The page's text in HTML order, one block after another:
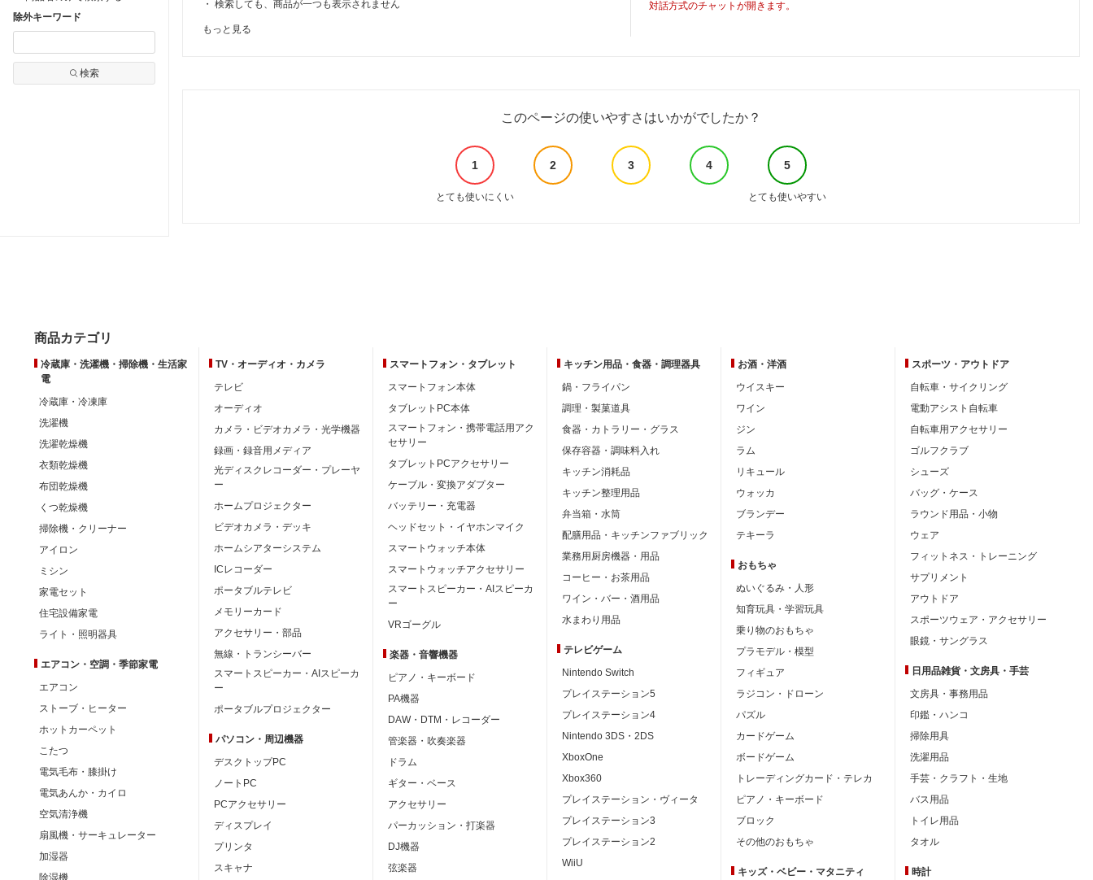
除外キーワード
検索
・ 検索しても、商品が一つも表示されません
もっと見る
対話方式のチャットが開きます。
このページの使いやすさはいかがでしたか？
1 2 3 4 5
とても使いにくい とても使いやすい
商品カテゴリ
冷蔵庫・洗濯機・掃除機・生活家
電
冷蔵庫・冷凍庫
洗濯機
洗濯乾燥機
衣類乾燥機
布団乾燥機
くつ乾燥機
掃除機・クリーナー
アイロン
ミシン
家電セット
住宅設備家電
ライト・照明器具
エアコン・空調・季節家電
エアコン
ストーブ・ヒーター
ホットカーペット
こたつ
電気毛布・膝掛け
電気あんか・カイロ
空気清浄機
扇風機・サーキュレーター
加湿器
除湿機
TV・オーディオ・カメラ
テレビ
オーディオ
カメラ・ビデオカメラ・光学機器
録画・録音用メディア
光ディスクレコーダー・プレーヤ
ー
ホームプロジェクター
ビデオカメラ・デッキ
ホームシアターシステム
ICレコーダー
ポータブルテレビ
メモリーカード
アクセサリー・部品
無線・トランシーバー
スマートスピーカー・AIスピーカ
ー
ポータブルプロジェクター
パソコン・周辺機器
デスクトップPC
ノートPC
PCアクセサリー
ディスプレイ
プリンタ
スキャナ
スマートフォン・ タブレット
スマートフォン本体
タブレットPC本体
スマートフォン・携帯電話用アク
セサリー
タブレットPCアクセサリー
ケーブル・変換アダプター
バッテリー・充電器
ヘッドセット・イヤホンマイク
スマートウォッチ本体
スマートウォッチアクセサリー
スマートスピーカー・AIスピーカ
ー
VRゴーグル
楽器・音響機器
ピアノ・キーボード
PA機器
DAW・DTM・レコーダー
管楽器・吹奏楽器
ドラム
ギター・ベース
アクセサリー
パーカッション・打楽器
DJ機器
弦楽器
キッチン用品・ 食器・調理器具
鍋・フライパン
調理・製菓道具
食器・カトラリー・グラス
保存容器・調味料入れ
キッチン消耗品
キッチン整理用品
弁当箱・水筒
配膳用品・キッチンファブリック
業務用厨房機器・用品
コーヒー・お茶用品
ワイン・バー・酒用品
水まわり用品
テレビゲーム
Nintendo Switch
プレイステーション5
プレイステーション4
Nintendo 3DS・2DS
XboxOne
Xbox360
プレイステーション・ヴィータ
プレイステーション3
プレイステーション2
WiiU
お酒・洋酒
ウイスキー
ワイン
ジン
ラム
リキュール
ウォッカ
ブランデー
テキーラ
おもちゃ
ぬいぐるみ・人形
知育玩具・学習玩具
乗り物のおもちゃ
プラモデル・模型
フィギュア
ラジコン・ドローン
パズル
カードゲーム
ボードゲーム
トレーディングカード・テレカ
ピアノ・キーボード
ブロック
その他のおもちゃ
キッズ・ベビー・ マタニティ
スポーツ・ アウトドア
自転車・サイクリング
電動アシスト自転車
自転車用アクセサリー
ゴルフクラブ
シューズ
バッグ・ケース
ラウンド用品・小物
ウェア
フィットネス・トレーニング
サプリメント
アウトドア
スポーツウェア・アクセサリー
眼鏡・サングラス
日用品雑貨・文房具・手芸
文房具・事務用品
印鑑・ハンコ
掃除用具
洗濯用品
手芸・クラフト・生地
バス用品
トイレ用品
タオル
時計